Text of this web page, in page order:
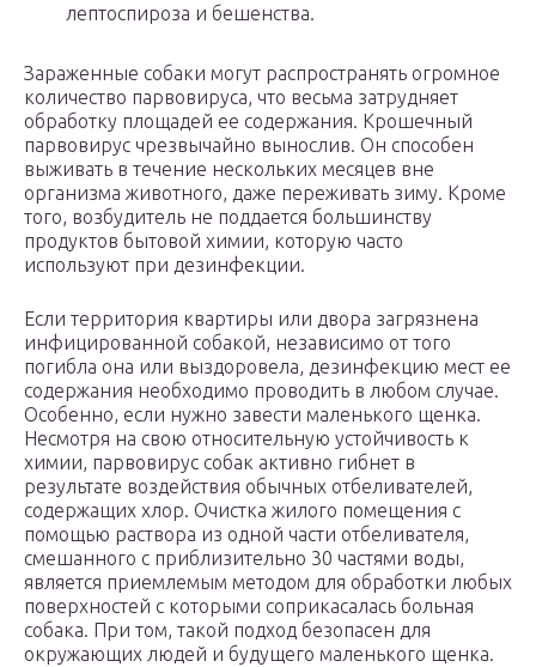
лептоспироза и бешенства.
Зараженные собаки могут распространять огромное
количество парвовируса, что весьма затрудняет
обработку площадей ее содержания. Крошечный
парвовирус чрезвычайно вынослив. Он способен
выживать в течение нескольких месяцев вне
организма животного, даже переживать зиму. Кроме
того, возбудитель не поддается большинству
продуктов бытовой химии, которую часто
используют при дезинфекции.
Если территория квартиры или двора загрязнена
инфицированной собакой, независимо от того
погибла она или выздоровела, дезинфекцию мест ее
содержания необходимо проводить в любом случае.
Особенно, если нужно завести маленького щенка.
Несмотря на свою относительную устойчивость к
химии, парвовирус собак активно гибнет в
результате воздействия обычных отбеливателей,
содержащих хлор. Очистка жилого помещения с
помощью раствора из одной части отбеливателя,
смешанного с приблизительно 30 частями воды,
является приемлемым методом для обработки любых
поверхностей с которыми соприкасалась больная
собака. При том, такой подход безопасен для
окружающих людей и будущего маленького щенка.